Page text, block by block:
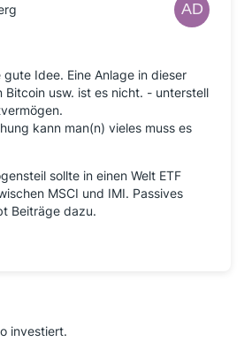
Idee. Eine Anlage in dieser
Bitcoin usw. ist es nicht. - unterstell
kann man(n) vieles muss es
sollte in einen Welt ETF
MSCI und IMI. Passives
Beiträge dazu.
investiert.